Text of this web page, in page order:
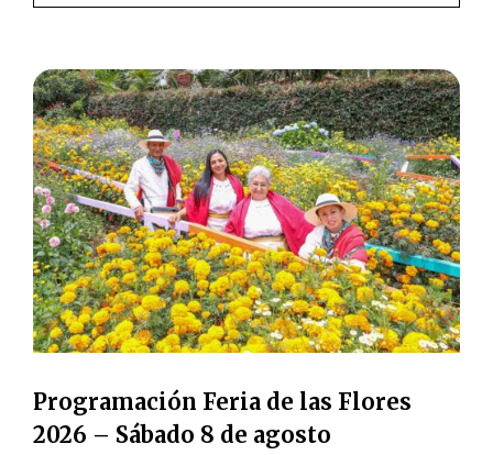
Programación Feria de las Flores
2026 – Sábado 8 de agosto